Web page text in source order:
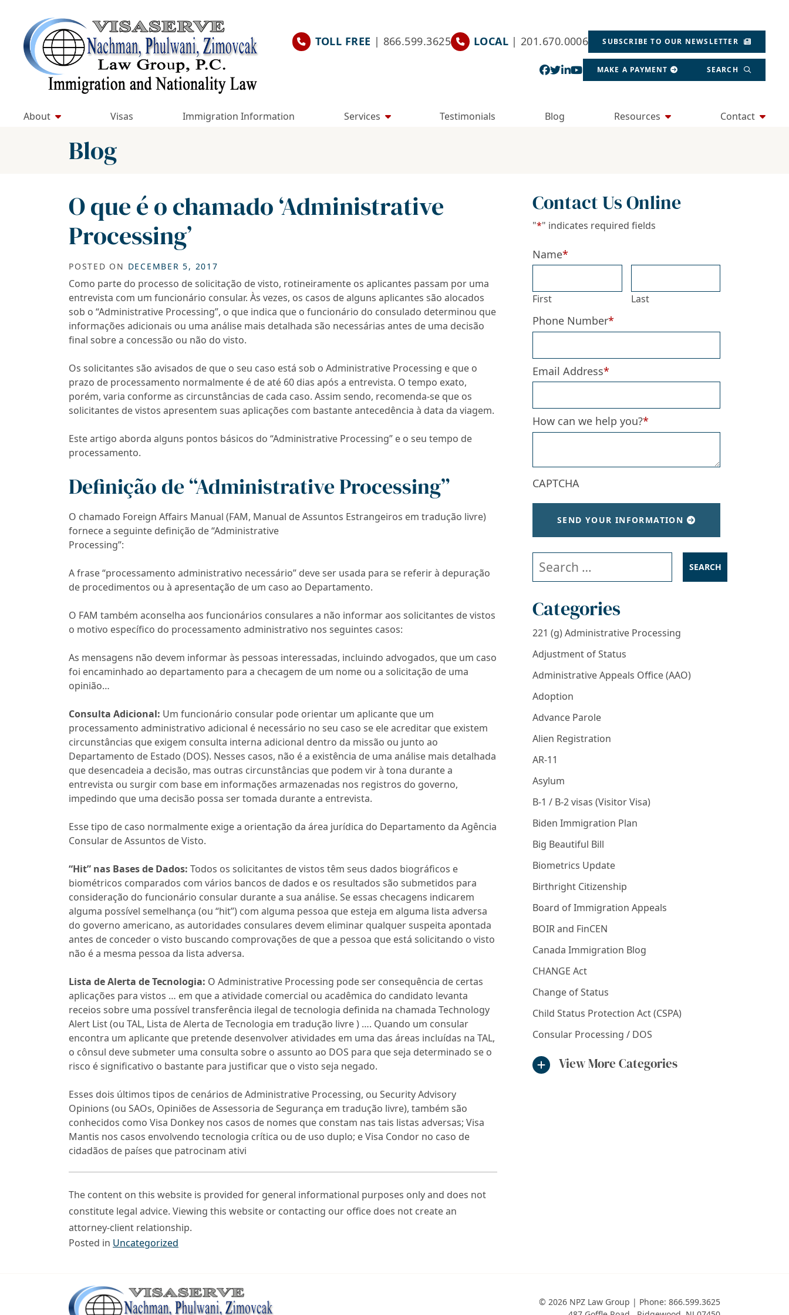
content
Return home
TOLL FREE | 866.599.3625 LOCAL | 201.670.0006 SUBSCRIBE TO OUR NEWSLETTER
View our profile on Facebook, opens in a new
View our feed on Twitter, opens in a new window
View our firm profile on LinkedIn, opens in a
View our channel on Youtube, opens in a
MAKE A PAYMENT SEARCH
About Visas Immigration Information Services Testimonials Blog Resources Contact
Blog
O que é o chamado ‘Administrative
Processing’
POSTED ON DECEMBER 5, 2017
Como parte do processo de solicitação de visto, rotineiramente os aplicantes passam por uma
entrevista com um funcionário consular. Às vezes, os casos de alguns aplicantes são alocados
sob o “Administrative Processing”, o que indica que o funcionário do consulado determinou que
informações adicionais ou uma análise mais detalhada são necessárias antes de uma decisão
final sobre a concessão ou não do visto.
Os solicitantes são avisados de que o seu caso está sob o Administrative Processing e que o
prazo de processamento normalmente é de até 60 dias após a entrevista. O tempo exato,
porém, varia conforme as circunstâncias de cada caso. Assim sendo, recomenda-se que os
solicitantes de vistos apresentem suas aplicações com bastante antecedência à data da viagem.
Este artigo aborda alguns pontos básicos do “Administrative Processing” e o seu tempo de
processamento.
Definição de “Administrative Processing”
O chamado Foreign Affairs Manual (FAM, Manual de Assuntos Estrangeiros em tradução livre)
fornece a seguinte definição de “Administrative
Processing”:
A frase “processamento administrativo necessário” deve ser usada para se referir à depuração
de procedimentos ou à apresentação de um caso ao Departamento.
O FAM também aconselha aos funcionários consulares a não informar aos solicitantes de vistos
o motivo específico do processamento administrativo nos seguintes casos:
As mensagens não devem informar às pessoas interessadas, incluindo advogados, que um caso
foi encaminhado ao departamento para a checagem de um nome ou a solicitação de uma
opinião…
Consulta Adicional: Um funcionário consular pode orientar um aplicante que um
processamento administrativo adicional é necessário no seu caso se ele acreditar que existem
circunstâncias que exigem consulta interna adicional dentro da missão ou junto ao
Departamento de Estado (DOS). Nesses casos, não é a existência de uma análise mais detalhada
que desencadeia a decisão, mas outras circunstâncias que podem vir à tona durante a
entrevista ou surgir com base em informações armazenadas nos registros do governo,
impedindo que uma decisão possa ser tomada durante a entrevista.
Esse tipo de caso normalmente exige a orientação da área jurídica do Departamento da Agência
Consular de Assuntos de Visto.
“Hit” nas Bases de Dados: Todos os solicitantes de vistos têm seus dados biográficos e
biométricos comparados com vários bancos de dados e os resultados são submetidos para
consideração do funcionário consular durante a sua análise. Se essas checagens indicarem
alguma possível semelhança (ou “hit”) com alguma pessoa que esteja em alguma lista adversa
do governo americano, as autoridades consulares devem eliminar qualquer suspeita apontada
antes de conceder o visto buscando comprovações de que a pessoa que está solicitando o visto
não é a mesma pessoa da lista adversa.
Lista de Alerta de Tecnologia: O Administrative Processing pode ser consequência de certas
aplicações para vistos … em que a atividade comercial ou acadêmica do candidato levanta
receios sobre uma possível transferência ilegal de tecnologia definida na chamada Technology
Alert List (ou TAL, Lista de Alerta de Tecnologia em tradução livre ) …. Quando um consular
encontra um aplicante que pretende desenvolver atividades em uma das áreas incluídas na TAL,
o cônsul deve submeter uma consulta sobre o assunto ao DOS para que seja determinado se o
risco é significativo o bastante para justificar que o visto seja negado.
Esses dois últimos tipos de cenários de Administrative Processing, ou Security Advisory
Opinions (ou SAOs, Opiniões de Assessoria de Segurança em tradução livre), também são
conhecidos como Visa Donkey nos casos de nomes que constam nas tais listas adversas; Visa
Mantis nos casos envolvendo tecnologia crítica ou de uso duplo; e Visa Condor no caso de
cidadãos de países que patrocinam ativi
The content on this website is provided for general informational purposes only and does not
constitute legal advice. Viewing this website or contacting our office does not create an
attorney-client relationship.
Posted in Uncategorized
Contact Us Online
"*" indicates required fields
Name*
First Last
Phone Number*
Email Address*
How can we help you?*
CAPTCHA
SEND YOUR INFORMATION
Search our website
Categories
221 (g) Administrative Processing
Adjustment of Status
Administrative Appeals Office (AAO)
Adoption
Advance Parole
Alien Registration
AR-11
Asylum
B-1 / B-2 visas (Visitor Visa)
Biden Immigration Plan
Big Beautiful Bill
Biometrics Update
Birthright Citizenship
Board of Immigration Appeals
BOIR and FinCEN
Canada Immigration Blog
CHANGE Act
Change of Status
Child Status Protection Act (CSPA)
Consular Processing / DOS
View More Categories
© 2026 NPZ Law Group | Phone: 866.599.3625